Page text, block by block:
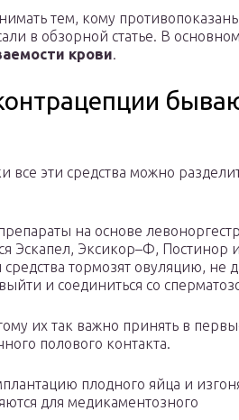
тем, кому
в обзорной статье. В
крови.
все эти средства можно
на основе
Эскапел, Эксикор–Ф, Постинор
средства тормозят овуляцию, не
и соединиться со
их так важно принять в
полового контакта.
плодного яйца и
для медикаментозного